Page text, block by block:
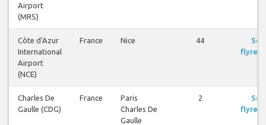
Airport
(MRS)
Côte d'Azur
International
Airport
(NCE)
France Nice 44
Se
Charles De
Gaulle (CDG)
France
Paris
Charles De
Gaulle
2
Se